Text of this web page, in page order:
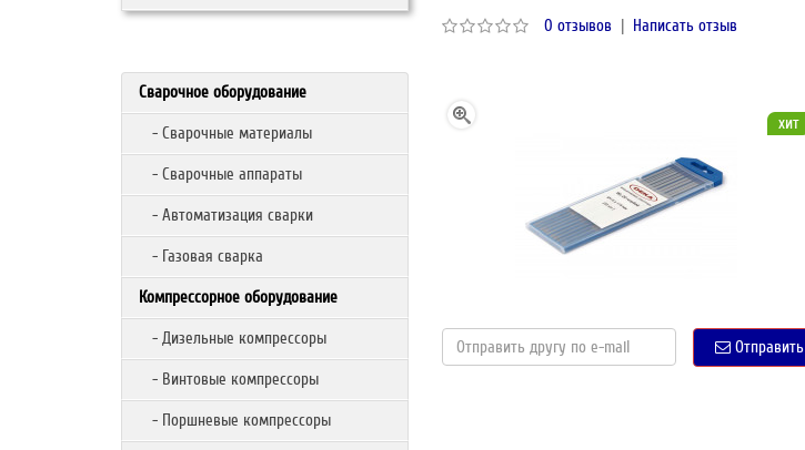
Сварочное оборудование
- Сварочные материалы
- Сварочные аппараты
- Автоматизация сварки
- Газовая сварка
Компрессорное оборудование
- Дизельные компрессоры
- Винтовые компрессоры
- Поршневые компрессоры
0 отзывов | Написать отзыв
хит
Отправить